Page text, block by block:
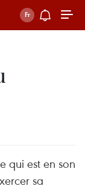
qui est en son
sa